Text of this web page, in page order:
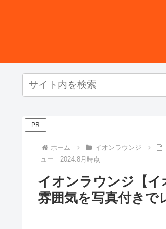
PR
ホーム イオンラウンジ
ュー｜2024.8月時点
イオンラウンジ【イ
雰囲気を写真付きで